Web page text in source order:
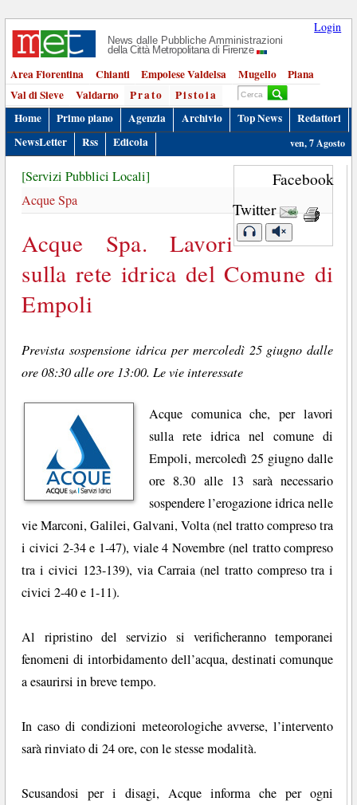
Login
News dalle Pubbliche Amministrazioni
della Città Metropolitana di Firenze
Area Fiorentina Chianti Empolese Valdelsa Mugello
Piana
Val di Sieve
Valdarno Prato
Pistoia
Home
Primo piano Agenzia Archivio Top News
Redattori
NewsLetter
Rss Edicola ven, 7 Agosto
Facebook
Twitter
[Servizi Pubblici Locali]
Acque Spa
Acque Spa. Lavori
sulla rete idrica del Comune di
Empoli
Prevista sospensione idrica per mercoledì 25 giugno dalle
ore 08:30 alle ore 13:00. Le vie interessate
Acque comunica che, per lavori
sulla rete idrica nel comune di
Empoli, mercoledì 25 giugno dalle
ore 8.30 alle 13 sarà necessario
sospendere l’erogazione idrica nelle
vie Marconi, Galilei, Galvani, Volta (nel tratto compreso tra
i civici 2-34 e 1-47), viale 4 Novembre (nel tratto compreso
tra i civici 123-139), via Carraia (nel tratto compreso tra i
civici 2-40 e 1-11).
Al ripristino del servizio si verificheranno temporanei
fenomeni di intorbidamento dell’acqua, destinati comunque
a esaurirsi in breve tempo.
In caso di condizioni meteorologiche avverse, l’intervento
sarà rinviato di 24 ore, con le stesse modalità.
Scusandosi per i disagi, Acque informa che per ogni